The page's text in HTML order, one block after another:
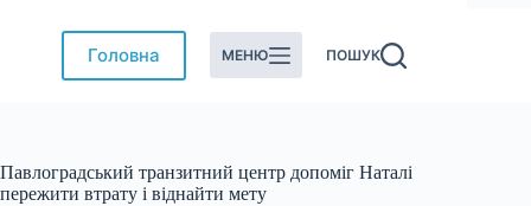
Головна МЕНЮ ПОШУК
Павлоградський транзитний центр допоміг Наталі
пережити втрату і віднайти мету